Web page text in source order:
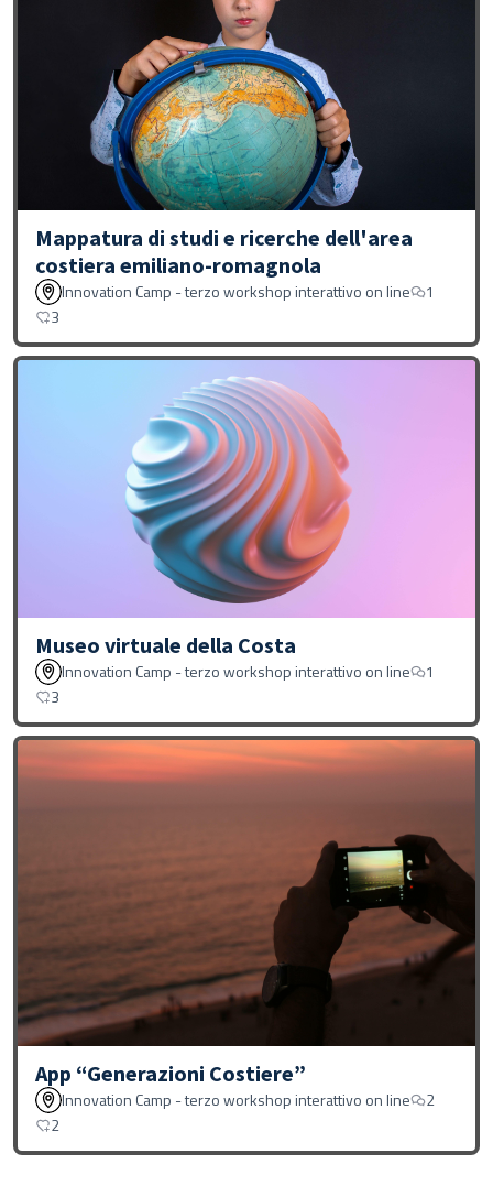
Mappatura di studi e ricerche dell'area
costiera emiliano-romagnola
Innovation Camp - terzo workshop interattivo on line
1
3
Museo virtuale della Costa
Innovation Camp - terzo workshop interattivo on line
1
3
App “Generazioni Costiere”
Innovation Camp - terzo workshop interattivo on line
2
2